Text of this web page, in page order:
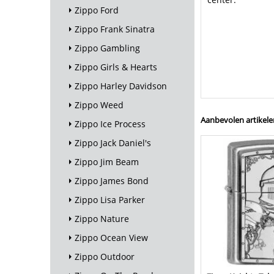
Zippo Ford
Zippo Frank Sinatra
Zippo Gambling
Zippo Girls & Hearts
Zippo Harley Davidson
Zippo Weed
Zippo Ice Process
Zippo Jack Daniel's
Zippo Jim Beam
Zippo James Bond
Zippo Lisa Parker
Zippo Nature
Zippo Ocean View
Zippo Outdoor
Aanbevolen